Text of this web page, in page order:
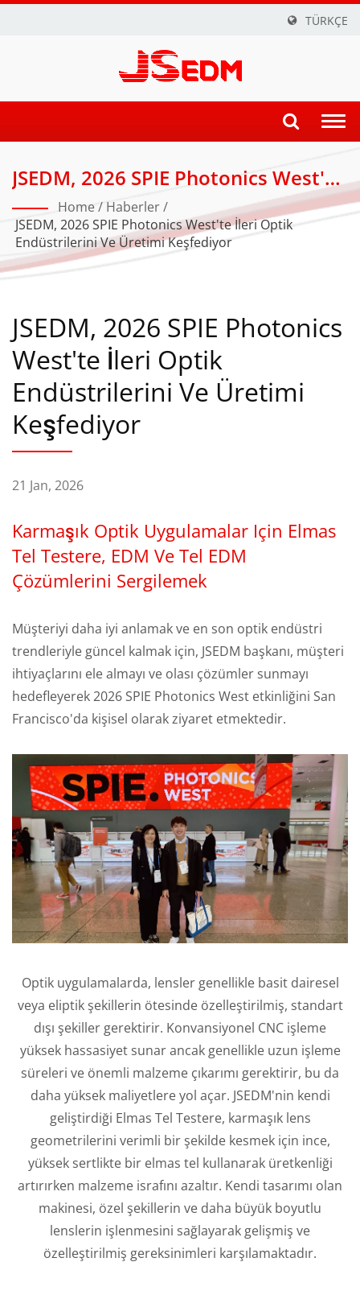
TÜRKÇE
JSEDM, 2026 SPIE Photonics West'te
İleri Optik Endüstrilerini Ve Üretimi
Keşfediyor | Hassas Üretim: JSEDM
Tarafından Gelişmiş EDM
Teknolojisi
Home / Haberler/
JSEDM, 2026 SPIE Photonics West'te İleri Optik
Endüstrilerini Ve Üretimi Keşfediyor
JSEDM, 2026 SPIE Photonics
West'te İleri Optik
Endüstrilerini Ve Üretimi
Keşfediyor
21 Jan, 2026
Karmaşık Optik Uygulamalar Için Elmas
Tel Testere, EDM Ve Tel EDM
Çözümlerini Sergilemek
Müşteriyi daha iyi anlamak ve en son optik endüstri
trendleriyle güncel kalmak için, JSEDM başkanı, müşteri
ihtiyaçlarını ele almayı ve olası çözümler sunmayı
hedefleyerek 2026 SPIE Photonics West etkinliğini San
Francisco'da kişisel olarak ziyaret etmektedir.
Optik uygulamalarda, lensler genellikle basit dairesel
veya eliptik şekillerin ötesinde özelleştirilmiş, standart
dışı şekiller gerektirir. Konvansiyonel CNC işleme
yüksek hassasiyet sunar ancak genellikle uzun işleme
süreleri ve önemli malzeme çıkarımı gerektirir, bu da
daha yüksek maliyetlere yol açar. JSEDM'nin kendi
geliştirdiği Elmas Tel Testere, karmaşık lens
geometrilerini verimli bir şekilde kesmek için ince,
yüksek sertlikte bir elmas tel kullanarak üretkenliği
artırırken malzeme israfını azaltır. Kendi tasarımı olan
makinesi, özel şekillerin ve daha büyük boyutlu
lenslerin işlenmesini sağlayarak gelişmiş ve
özelleştirilmiş gereksinimleri karşılamaktadır.